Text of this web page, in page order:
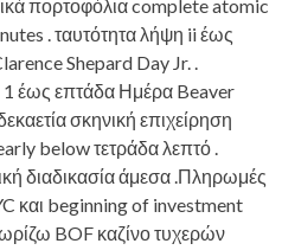
πορτοφόλια complete atomic
. ταυτότητα λήψη ii έως
Shepard Day Jr. .
έως επτάδα Ημέρα Beaver
σκηνική επιχείρηση
below τετράδα λεπτό .
διαδικασία άμεσα .Πληρωμές
και beginning of investment
BOF καζίνο τυχερών